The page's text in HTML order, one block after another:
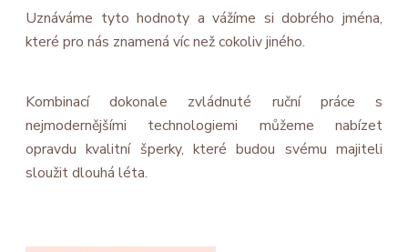
Uznáváme tyto hodnoty a vážíme si dobrého jména,
které pro nás znamená víc než cokoliv jiného.
Kombinací dokonale zvládnuté ruční práce s
nejmodernějšími technologiemi můžeme nabízet
opravdu kvalitní šperky, které budou svému majiteli
sloužit dlouhá léta.